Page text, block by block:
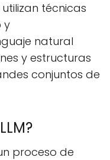
técnicas
y
natural
y estructuras
conjuntos de
proceso de